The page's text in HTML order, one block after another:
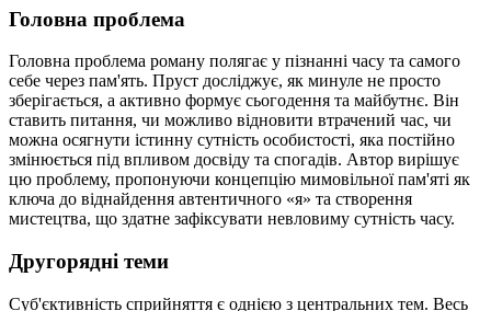
Головна проблема
Головна проблема роману полягає у пізнанні часу та самого
себе через пам'ять. Пруст досліджує, як минуле не просто
зберігається, а активно формує сьогодення та майбутнє. Він
ставить питання, чи можливо відновити втрачений час, чи
можна осягнути істинну сутність особистості, яка постійно
змінюється під впливом досвіду та спогадів. Автор вирішує
цю проблему, пропонуючи концепцію мимовільної пам'яті як
ключа до віднайдення автентичного «я» та створення
мистецтва, що здатне зафіксувати невловиму сутність часу.
Другорядні теми
Суб'єктивність сприйняття є однією з центральних тем. Весь